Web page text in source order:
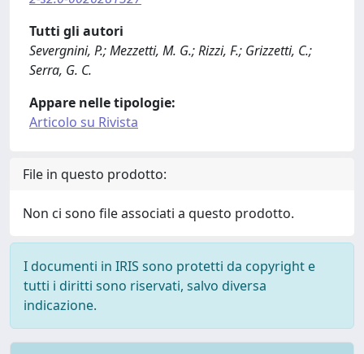
Tutti gli autori
Severgnini, P.; Mezzetti, M. G.; Rizzi, F.; Grizzetti, C.;
Serra, G. C.
Appare nelle tipologie:
Articolo su Rivista
File in questo prodotto:
Non ci sono file associati a questo prodotto.
I documenti in IRIS sono protetti da copyright e
tutti i diritti sono riservati, salvo diversa
indicazione.